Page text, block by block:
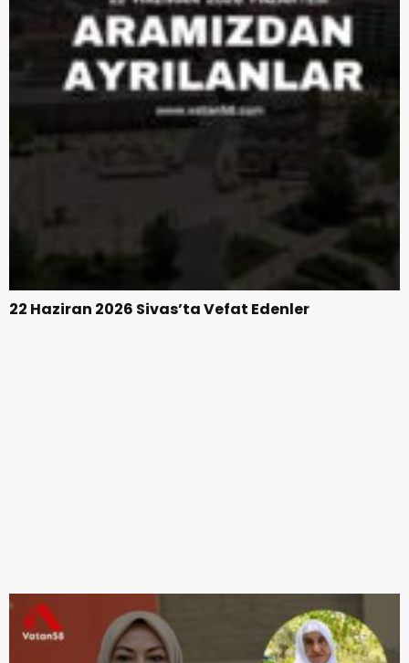
22 Haziran 2026 Sivas’ta Vefat Edenler